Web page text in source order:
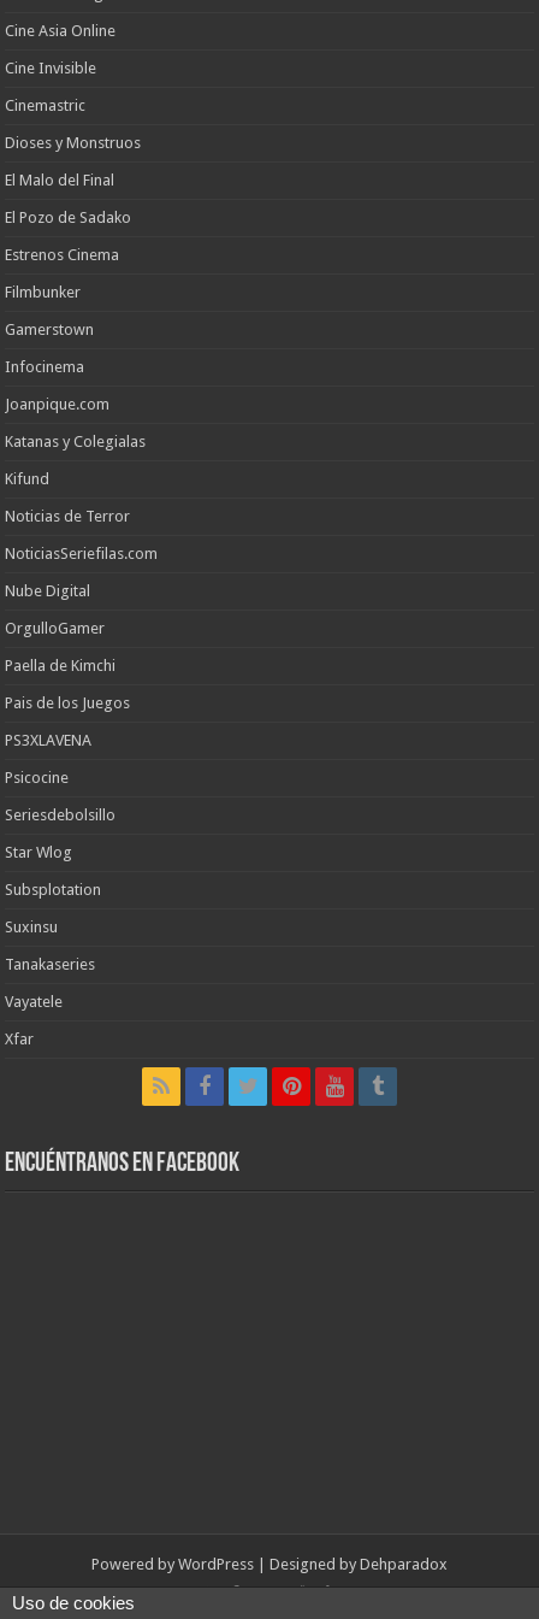
Cine Asia Online
Cine Invisible
Cinemastric
Dioses y Monstruos
El Malo del Final
El Pozo de Sadako
Estrenos Cinema
Filmbunker
Gamerstown
Infocinema
Joanpique.com
Katanas y Colegialas
Kifund
Noticias de Terror
NoticiasSeriefilas.com
Nube Digital
OrgulloGamer
Paella de Kimchi
Pais de los Juegos
PS3XLAVENA
Psicocine
Seriesdebolsillo
Star Wlog
Subsplotation
Suxinsu
Tanakaseries
Vayatele
Xfar
Encuéntranos en Facebook
Powered by WordPress | Designed by Dehparadox
Uso de cookies